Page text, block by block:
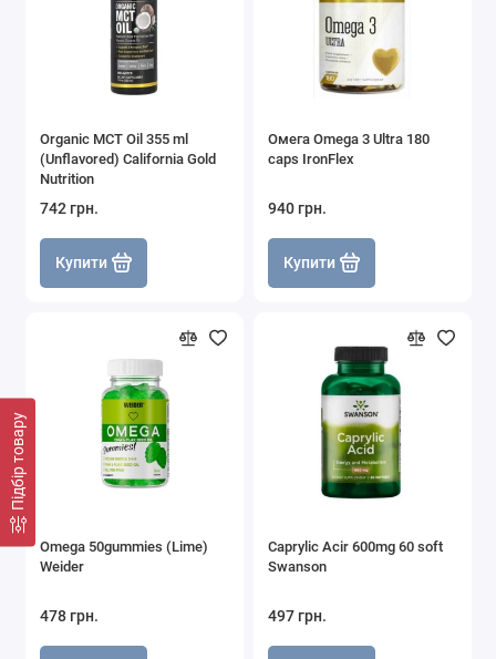
Підбір товару
Organic MCT Oil 355 ml
(Unflavored) California Gold
Nutrition
742 грн.
Купити
Омега Omega 3 Ultra 180
caps IronFlex
940 грн.
Купити
Omega 50gummies (Lime)
Weider
478 грн.
Caprylic Acir 600mg 60 soft
Swanson
497 грн.